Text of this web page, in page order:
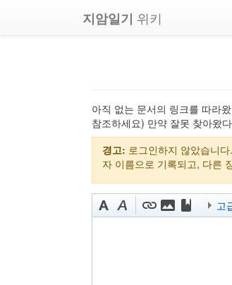
지암일기 위키
아직 없는 문서의 링크를 따라
참조하세요) 만약 잘못 찾아왔
경고: 로그인하지 않았습니
자 이름으로 기록되고, 다른
고